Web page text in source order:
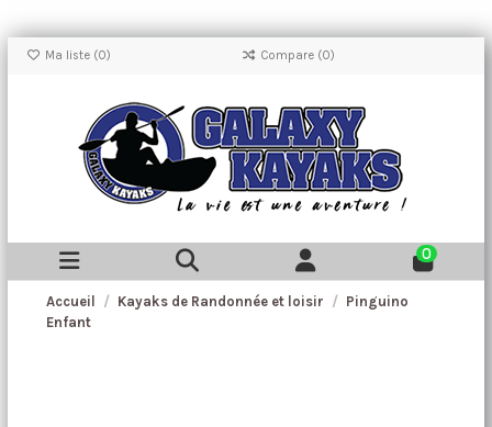
Ma liste (0) Compare (0)
0
Accueil Kayaks de Randonnée et loisir
Pinguino
Enfant